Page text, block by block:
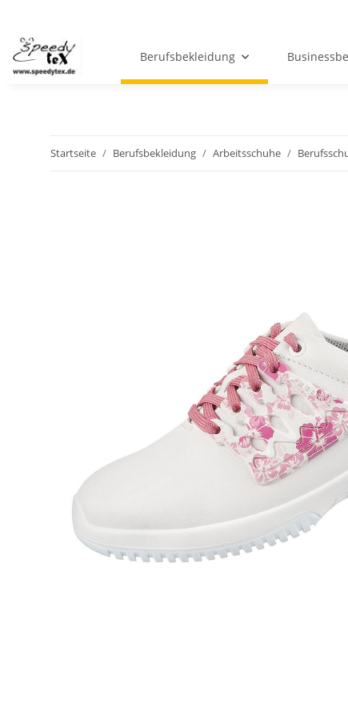
Berufsbekleidung
Startseite Berufsbekleidung Arbeitsschuhe